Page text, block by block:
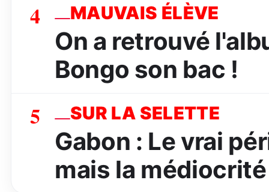
4 MAUVAIS ÉLÈVE
On a retrouvé
Bongo son bac !
5 SUR LA SELETTE
Gabon : Le vrai
mais la